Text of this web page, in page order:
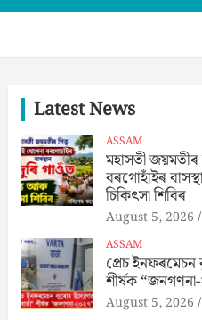
Latest News
ASSAM
মহাসতী
বৰগোহাঁইৰ
চিকিৎসা শিবিৰ
August 5, 2026
ASSAM
প্ৰেচ ইনফৰমেচন
শীৰ্ষক
August 5, 2026